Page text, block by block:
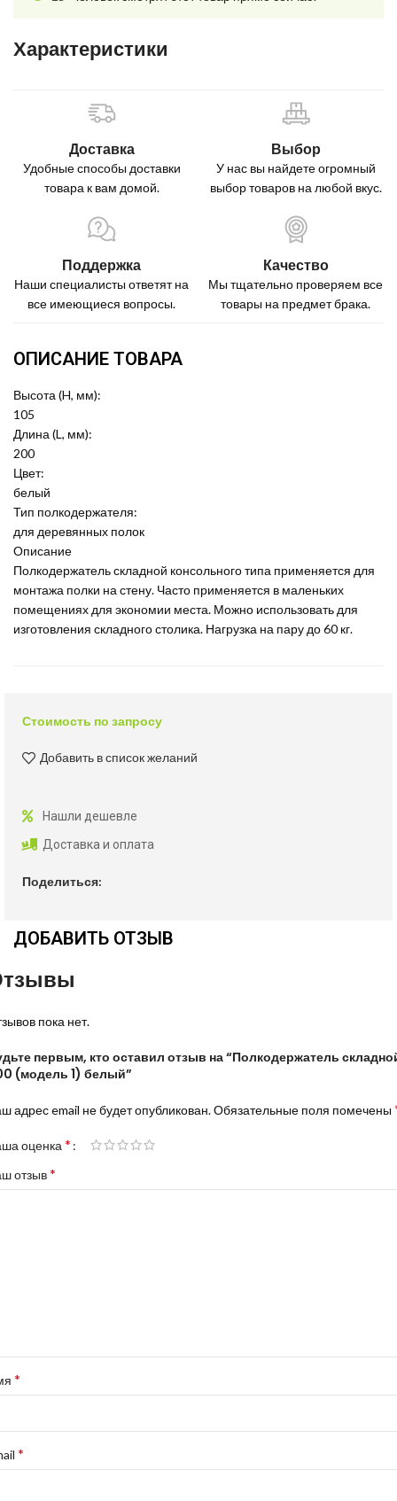
Характеристики
Доставка
Удобные способы доставки
товара к вам домой.
Выбор
У нас вы найдете огромный
выбор товаров на любой вкус.
Поддержка
Наши специалисты ответят на
все имеющиеся вопросы.
Качество
Мы тщательно проверяем все
товары на предмет брака.
ОПИСАНИЕ ТОВАРА
Высота (H, мм):
105
Длина (L, мм):
200
Цвет:
белый
Тип полкодержателя:
для деревянных полок
Описание
Полкодержатель складной консольного типа применяется для
монтажа полки на стену. Часто применяется в маленьких
помещениях для экономии места. Можно использовать для
изготовления складного столика. Нагрузка на пару до 60 кг.
Стоимость по запросу
Добавить в список желаний
Нашли дешевле
Доставка и оплата
Поделиться:
ДОБАВИТЬ ОТЗЫВ
пока нет.
первым, кто оставил отзыв на “Полкодержатель
(модель 1) белый”
адрес email не будет опубликован.Обязательные поля помечены
оценка *
отзыв*
*
*